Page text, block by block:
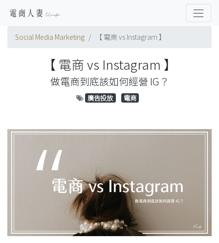
Social Media Marketing 【 電商 vs Instagram 】
【 電商 vs Instagram 】
做電商到底該如何經營 IG？
廣告投放 電商